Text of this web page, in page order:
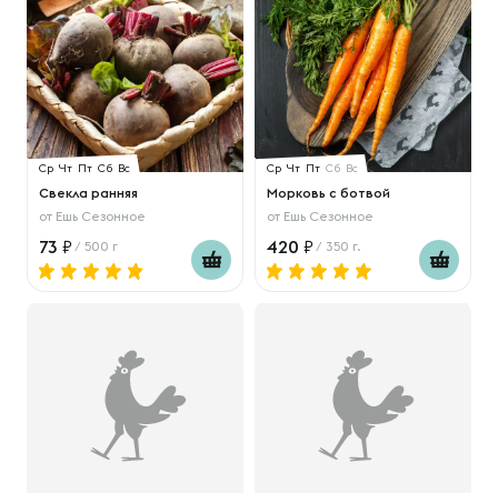
Ср Чт Пт Сб Вс
Свекла ранняя
от Ешь Сезонное
73 / 500 г
Ср Чт Пт Сб Вс
Морковь с ботвой
от Ешь Сезонное
420 / 350 г.